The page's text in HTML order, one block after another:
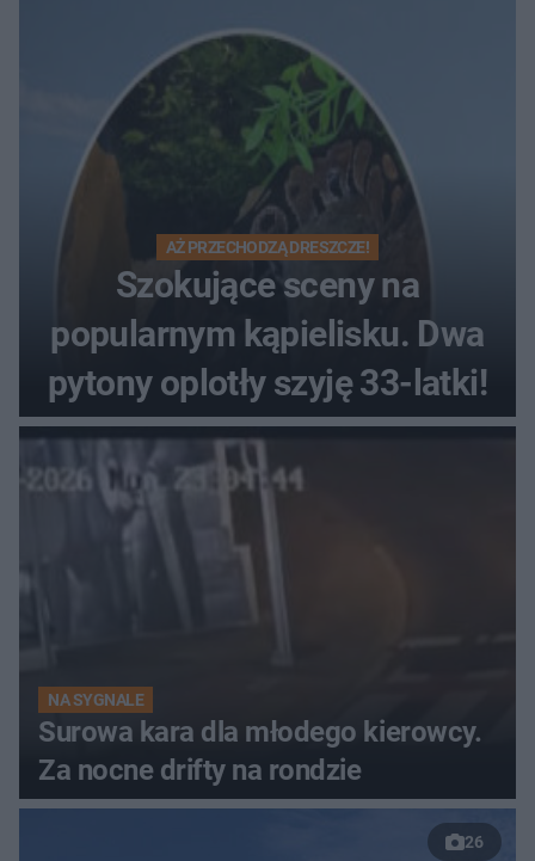
Muzeum Wsi Kieleckiej
AŻ PRZECHODZĄ DRESZCZE!
Szokujące sceny na
popularnym kąpielisku. Dwa
pytony oplotły szyję 33-latki!
NA SYGNALE
Surowa kara dla młodego kierowcy.
Za nocne drifty na rondzie
26